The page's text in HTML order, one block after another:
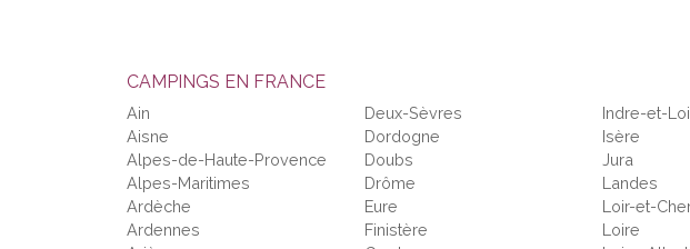
CAMPINGS EN FRANCE
Ain
Aisne
Alpes-de-Haute-Provence
Alpes-Maritimes
Ardèche
Ardennes
Deux-Sèvres
Dordogne
Doubs
Drôme
Eure
Finistère
Indre-et-
Isère
Jura
Landes
Loir-et-
Loire